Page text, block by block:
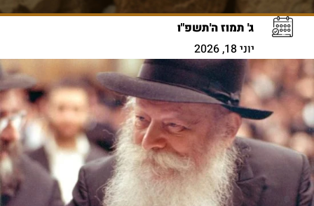
ג' תמוז ה'תשפ"ו
יוני 18, 2026